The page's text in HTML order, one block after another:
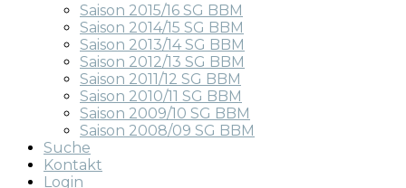
Saison 2015/16 SG BBM
Saison 2014/15 SG BBM
Saison 2013/14 SG BBM
Saison 2012/13 SG BBM
Saison 2011/12 SG BBM
Saison 2010/11 SG BBM
Saison 2009/10 SG BBM
Saison 2008/09 SG BBM
Suche
Kontakt
Login